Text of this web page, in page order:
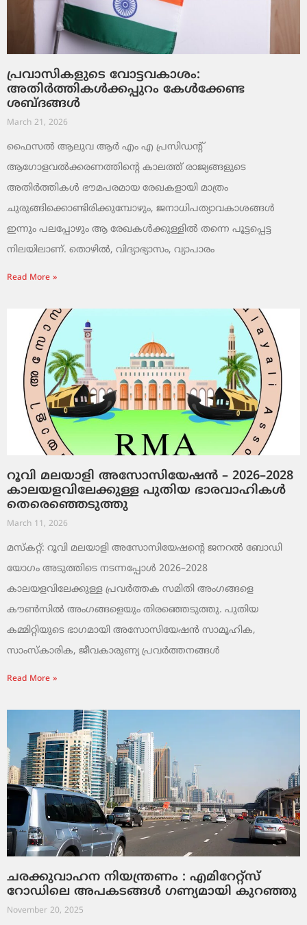
പ്രവാസികളുടെ വോട്ടവകാശം:
അതിർത്തികൾക്കപ്പുറം കേൾക്കേണ്ട
ശബ്ദങ്ങൾ
March 21, 2026
ഫൈസൽ ആലുവ ആർ എം എ പ്രസിഡന്റ്
ആഗോളവൽക്കരണത്തിന്റെ കാലത്ത് രാജ്യങ്ങളുടെ
അതിർത്തികൾ ഭൗമപരമായ രേഖകളായി മാത്രം
ചുരുങ്ങിക്കൊണ്ടിരിക്കുമ്പോഴും, ജനാധിപത്യാവകാശങ്ങൾ
ഇന്നും പലപ്പോഴും ആ രേഖകൾക്കുള്ളിൽ തന്നെ പൂട്ടപ്പെട്ട
നിലയിലാണ്. തൊഴിൽ, വിദ്യാഭ്യാസം, വ്യാപാരം
Read More »
റൂവി മലയാളി അസോസിയേഷൻ – 2026–2028
കാലയളവിലേക്കുള്ള പുതിയ ഭാരവാഹികൾ
തെരെഞ്ഞെടുത്തു
March 11, 2026
മസ്കറ്റ്: റൂവി മലയാളി അസോസിയേഷന്റെ ജനറൽ ബോഡി
യോഗം അടുത്തിടെ നടന്നപ്പോൾ 2026–2028
കാലയളവിലേക്കുള്ള പ്രവർത്തക സമിതി അംഗങ്ങളെ
കൗൺസിൽ അംഗങ്ങളെയും തിരഞ്ഞെടുത്തു. പുതിയ
കമ്മിറ്റിയുടെ ഭാഗമായി അസോസിയേഷൻ സാമൂഹിക,
സാംസ്‌കാരിക, ജീവകാരുണ്യ പ്രവർത്തനങ്ങൾ
Read More »
ചരക്കുവാഹന നിയന്ത്രണം : എമിറേറ്റ്സ്
റോഡിലെ അപകടങ്ങൾ ഗണ്യമായി കുറഞ്ഞു
November 20, 2025